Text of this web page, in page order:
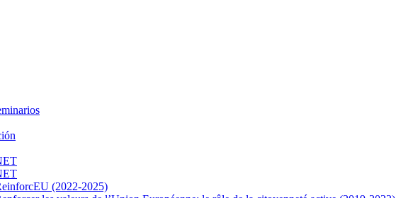
(2022-2025)